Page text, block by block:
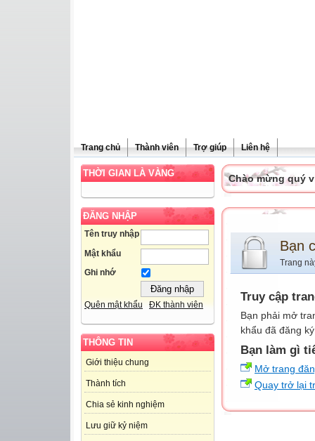
Trang chủ Thành viên Trợ giúp Liên hệ
THỜI GIAN LÀ VÀNG
ĐĂNG NHẬP
Tên truy nhập
Mật khẩu
Ghi nhớ
Quên mật khẩu ĐK thành viên
THÔNG TIN
Giới thiệu chung
Thành tích
Chia sẻ kinh nghiệm
Lưu giữ kỷ niệm
Chào mừng quý
Bạn
Trang
Truy cập
Bạn phải mở
khẩu đã đăng
Bạn làm gì
Mở trang
Quay trở lại